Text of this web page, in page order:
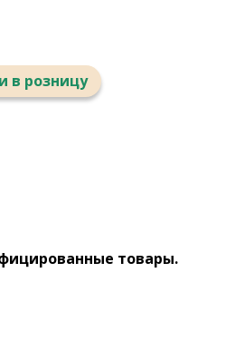
в розницу
товары.